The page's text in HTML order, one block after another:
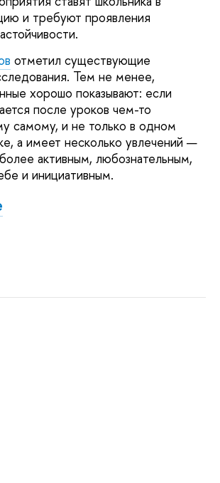
и требуют проявления
отметил существующие
Тем не менее,
хорошо показывают: если
после уроков чем-то
самому, и не только в одном
а имеет несколько увлечений —
активным, любознательным,
и инициативным.